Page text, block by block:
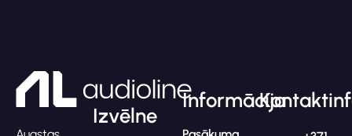
Izvēlne
Informācija